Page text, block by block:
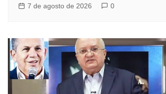
7 de agosto de 2026
0